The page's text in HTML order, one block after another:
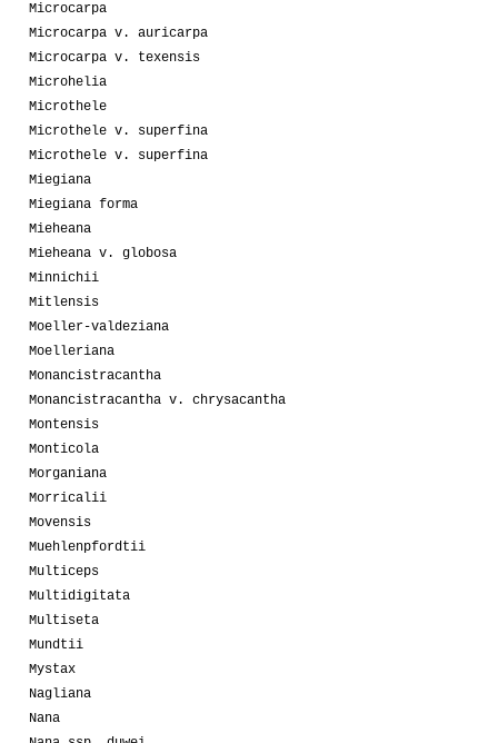
Microcarpa
Microcarpa v. auricarpa
Microcarpa v. texensis
Microhelia
Microthele
Microthele v. superfina
Microthele v. superfina
Miegiana
Miegiana forma
Mieheana
Mieheana v. globosa
Minnichii
Mitlensis
Moeller-valdeziana
Moelleriana
Monancistracantha
Monancistracantha v. chrysacantha
Montensis
Monticola
Morganiana
Morricalii
Movensis
Muehlenpfordtii
Multiceps
Multidigitata
Multiseta
Mundtii
Mystax
Nagliana
Nana